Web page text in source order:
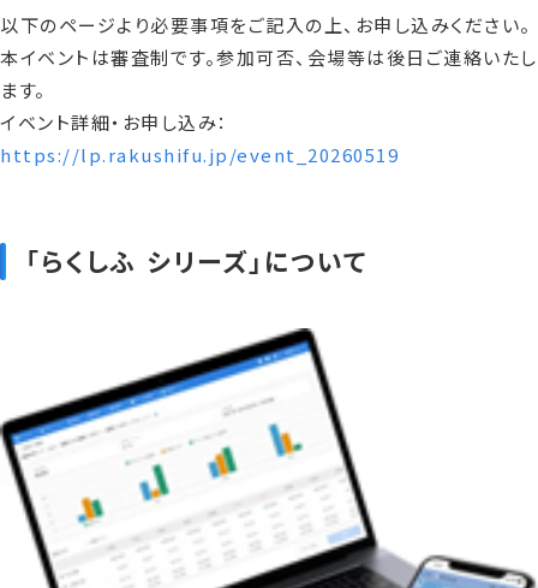
以下のページより必要事項をご記入の上、お申し込みください。
本イベントは審査制です。参加可否、会場等は後日ご連絡いたし
ます。
イベント詳細・お申し込み：
https://lp.rakushifu.jp/event_20260519
「らくしふ シリーズ」について